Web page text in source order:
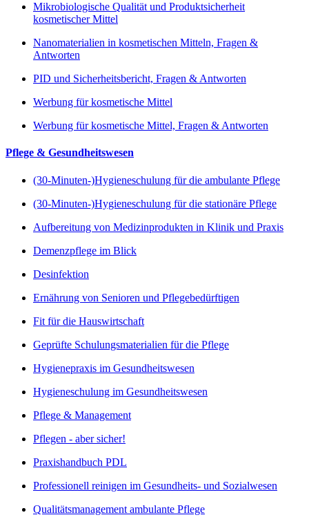
Mikrobiologische Qualität und Produktsicherheit
kosmetischer Mittel
Nanomaterialien in kosmetischen Mitteln, Fragen &
Antworten
PID und Sicherheitsbericht, Fragen & Antworten
Werbung für kosmetische Mittel
Werbung für kosmetische Mittel, Fragen & Antworten
Pflege & Gesundheitswesen
(30-Minuten-)Hygieneschulung für die ambulante Pflege
(30-Minuten-)Hygieneschulung für die stationäre Pflege
Aufbereitung von Medizinprodukten in Klinik und Praxis
Demenzpflege im Blick
Desinfektion
Ernährung von Senioren und Pflegebedürftigen
Fit für die Hauswirtschaft
Geprüfte Schulungsmaterialien für die Pflege
Hygienepraxis im Gesundheitswesen
Hygieneschulung im Gesundheitswesen
Pflege & Management
Pflegen - aber sicher!
Praxishandbuch PDL
Professionell reinigen im Gesundheits- und Sozialwesen
Qualitätsmanagement ambulante Pflege